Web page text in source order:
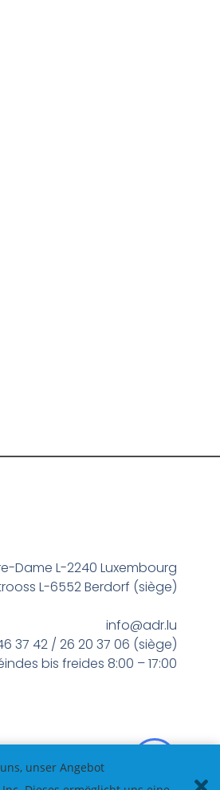
Dame L-2240 Luxembourg
L-6552 Berdorf (siège)
info@adr.lu
37 42 / 26 20 37 06 (siège)
bis freides 8:00 – 17:00
unser Angebot